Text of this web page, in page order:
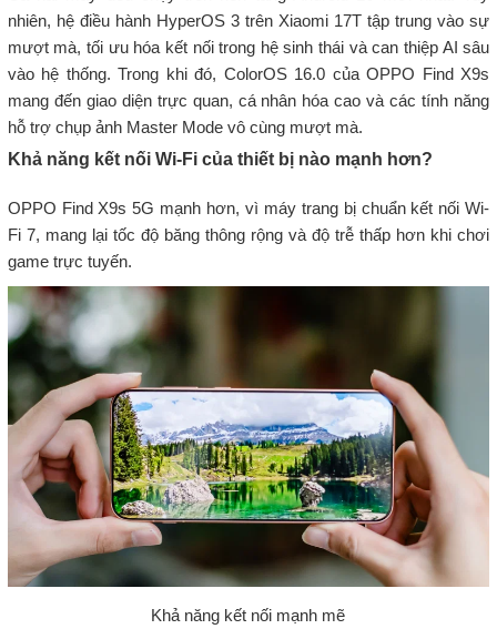
nhiên, hệ điều hành HyperOS 3 trên Xiaomi 17T tập trung vào sự
mượt mà, tối ưu hóa kết nối trong hệ sinh thái và can thiệp AI sâu
vào hệ thống. Trong khi đó, ColorOS 16.0 của OPPO Find X9s
mang đến giao diện trực quan, cá nhân hóa cao và các tính năng
hỗ trợ chụp ảnh Master Mode vô cùng mượt mà.
Khả năng kết nối Wi-Fi của thiết bị nào mạnh hơn?
OPPO Find X9s 5G mạnh hơn, vì máy trang bị chuẩn kết nối Wi-
Fi 7, mang lại tốc độ băng thông rộng và độ trễ thấp hơn khi chơi
game trực tuyến.
Khả năng kết nối mạnh mẽ